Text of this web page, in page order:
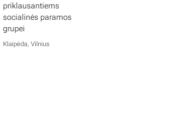
priklausantiems
socialinės paramos
grupei
Klaipėda, Vilnius